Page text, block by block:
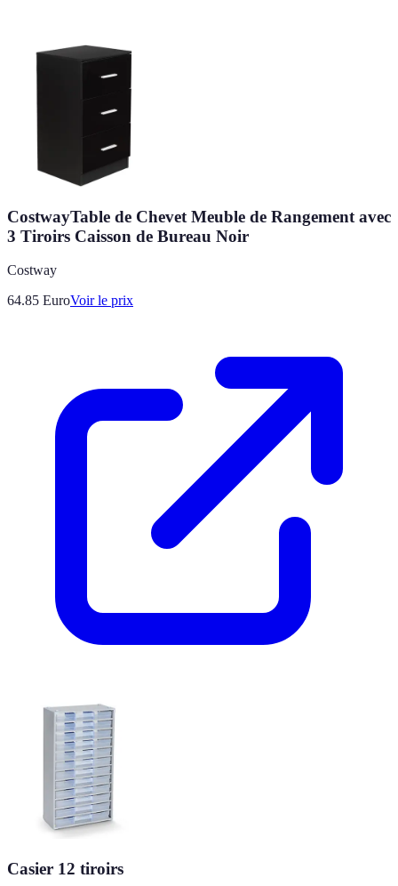
CostwayTable de Chevet Meuble de Rangement avec
3 Tiroirs Caisson de Bureau Noir
Costway
64.85 EuroVoir le prix
Casier 12 tiroirs